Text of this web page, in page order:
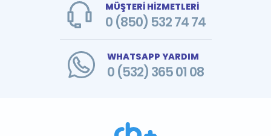
MÜŞTERİ HİZMETLERİ
0 (850) 532 74 74
WHATSAPP YARDIM
0 (532) 365 01 08